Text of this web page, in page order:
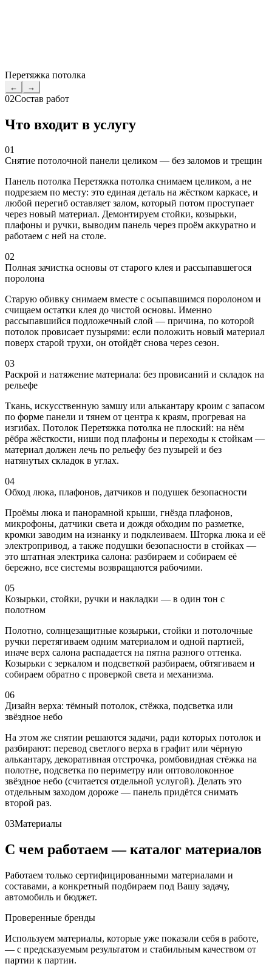
Перетяжка потолка
← →
02Состав работ
Что входит в услугу
01
Снятие потолочной панели целиком — без заломов и трещин
Панель потолка Перетяжка потолка снимаем целиком, а не
подрезаем по месту: это единая деталь на жёстком каркасе, и
любой перегиб оставляет залом, который потом проступает
через новый материал. Демонтируем стойки, козырьки,
плафоны и ручки, выводим панель через проём аккуратно и
работаем с ней на столе.
02
Полная зачистка основы от старого клея и рассыпавшегося
поролона
Старую обивку снимаем вместе с осыпавшимся поролоном и
счищаем остатки клея до чистой основы. Именно
рассыпавшийся подложечный слой — причина, по которой
потолок провисает пузырями: если положить новый материал
поверх старой трухи, он отойдёт снова через сезон.
03
Раскрой и натяжение материала: без провисаний и складок на
рельефе
Ткань, искусственную замшу или алькантару кроим с запасом
по форме панели и тянем от центра к краям, прогревая на
изгибах. Потолок Перетяжка потолка не плоский: на нём
рёбра жёсткости, ниши под плафоны и переходы к стойкам —
материал должен лечь по рельефу без пузырей и без
натянутых складок в углах.
04
Обход люка, плафонов, датчиков и подушек безопасности
Проёмы люка и панорамной крыши, гнёзда плафонов,
микрофоны, датчики света и дождя обходим по разметке,
кромки заводим на изнанку и подклеиваем. Шторка люка и её
электропривод, а также подушки безопасности в стойках —
это штатная электрика салона: разбираем и собираем её
бережно, все системы возвращаются рабочими.
05
Козырьки, стойки, ручки и накладки — в один тон с
полотном
Полотно, солнцезащитные козырьки, стойки и потолочные
ручки перетягиваем одним материалом и одной партией,
иначе верх салона распадается на пятна разного оттенка.
Козырьки с зеркалом и подсветкой разбираем, обтягиваем и
собираем обратно с проверкой света и механизма.
06
Дизайн верха: тёмный потолок, стёжка, подсветка или
звёздное небо
На этом же снятии решаются задачи, ради которых потолок и
разбирают: перевод светлого верха в графит или чёрную
алькантару, декоративная отстрочка, ромбовидная стёжка на
полотне, подсветка по периметру или оптоволоконное
звёздное небо (считается отдельной услугой). Делать это
отдельным заходом дороже — панель придётся снимать
второй раз.
03Материалы
С чем работаем — каталог материалов
Работаем только сертифицированными материалами и
составами, а конкретный подбираем под Вашу задачу,
автомобиль и бюджет.
Проверенные бренды
Используем материалы, которые уже показали себя в работе,
— с предсказуемым результатом и стабильным качеством от
партии к партии.